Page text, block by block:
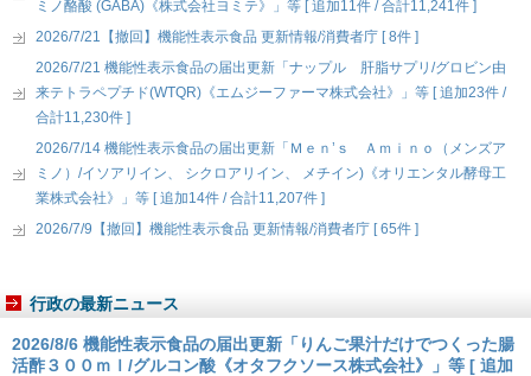
ミノ酪酸 (GABA)《株式会社ヨミテ》」等 [ 追加11件 / 合計11,241件 ]
2026/7/21【撤回】機能性表示食品 更新情報/消費者庁 [ 8件 ]
2026/7/21 機能性表示食品の届出更新「ナップル 肝脂サプリ/グロビン由
来テトラペプチド(WTQR)《エムジーファーマ株式会社》」等 [ 追加23件 /
合計11,230件 ]
2026/7/14 機能性表示食品の届出更新「Ｍｅｎ’ｓ Ａｍｉｎｏ（メンズア
ミノ）/イソアリイン、 シクロアリイン、 メチイン)《オリエンタル酵母工
業株式会社》」等 [ 追加14件 / 合計11,207件 ]
2026/7/9【撤回】機能性表示食品 更新情報/消費者庁 [ 65件 ]
行政の最新ニュース
2026/8/6 機能性表示食品の届出更新「りんご果汁だけでつくった腸
活酢３００ｍｌ/グルコン酸《オタフクソース株式会社》」等 [ 追加